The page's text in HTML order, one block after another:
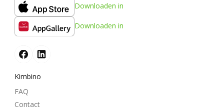
Downloaden in
Downloaden in
Kimbino
FAQ
Contact